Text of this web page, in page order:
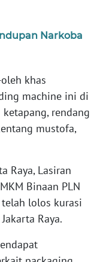
Narkoba
khas
machine ini di
rendang
mustofa,
Raya, Lasiran
Binaan PLN
lolos kurasi
Raya.